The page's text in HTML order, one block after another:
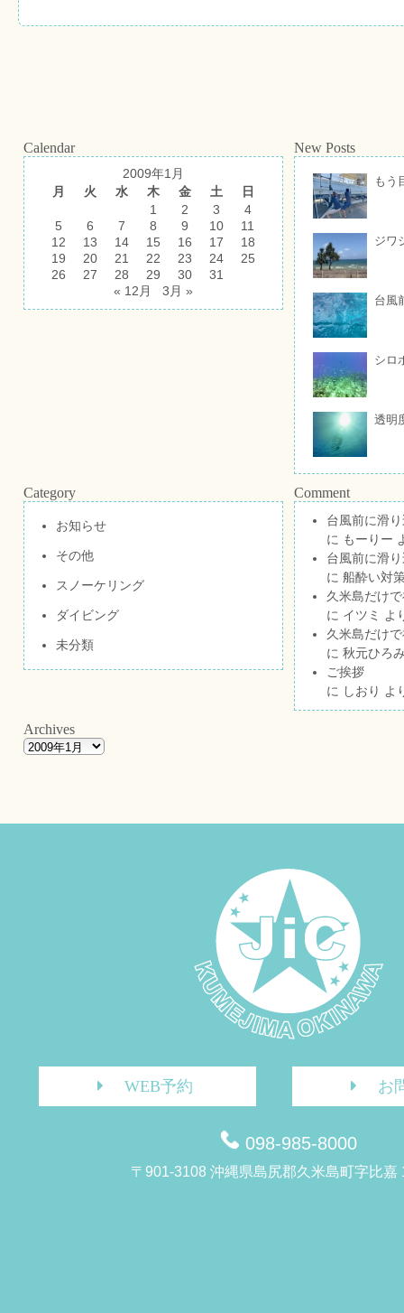
Calendar
2009年1月
月
火 水 木 金 土
日
1
2 3
4
5
6 7 8 9 10
11
12
13 14 15 16 17
18
19
20 21 22 23 24
25
26
27 28 29 30
31
« 12月
3月 »
New Posts
もう
ジワ
台風
シロ
透明
Category
お知らせ
その他
スノーケリング
ダイビング
未分類
Comment
台風前に滑
に もーりー
台風前に滑
に 船酔い対
久米島だけ
に イツミ よ
久米島だけ
に 秋元ひろ
ご挨拶
に しおり よ
Archives
WEB予約 お
098-985-8000
〒901-3108 沖縄県島尻郡久米島町字比嘉